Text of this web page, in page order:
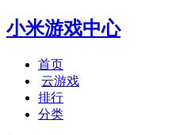
小米游戏中心
首页
云游戏
排行
分类